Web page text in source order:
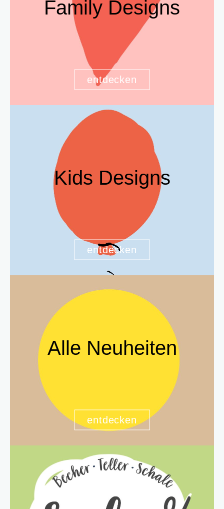
Family Designs
entdecken
Kids Designs
entdecken
Alle Neuheiten
entdecken